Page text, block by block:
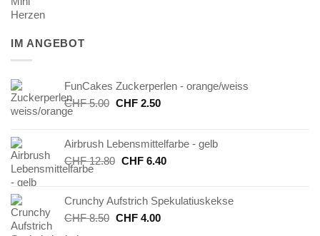
IM ANGEBOT
FunCakes Zuckerperlen - orange/weiss
CHF5.00 Ursprünglicher
CHF 5.00
CHF2.50Aktueller
CHF 2.50.
Airbrush Lebensmittelfarbe - gelb
CHF12.80 Ursprünglicher
CHF 12.80
CHF6.40Aktueller
CHF 6.40.
Crunchy Aufstrich Spekulatiuskekse
CHF8.50 Ursprünglicher
CHF4.00Aktueller